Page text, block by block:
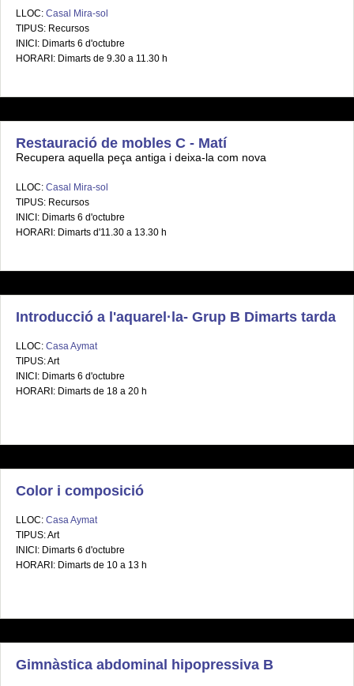
LLOC: Casal Mira-sol
TIPUS: Recursos
INICI: Dimarts 6 d'octubre
HORARI: Dimarts de 9.30 a 11.30 h
Restauració de mobles C - Matí
Recupera aquella peça antiga i deixa-la com nova
LLOC: Casal Mira-sol
TIPUS: Recursos
INICI: Dimarts 6 d'octubre
HORARI: Dimarts d'11.30 a 13.30 h
Introducció a l'aquarel·la- Grup B Dimarts tarda
LLOC: Casa Aymat
TIPUS: Art
INICI: Dimarts 6 d'octubre
HORARI: Dimarts de 18 a 20 h
Color i composició
LLOC: Casa Aymat
TIPUS: Art
INICI: Dimarts 6 d'octubre
HORARI: Dimarts de 10 a 13 h
Gimnàstica abdominal hipopressiva B